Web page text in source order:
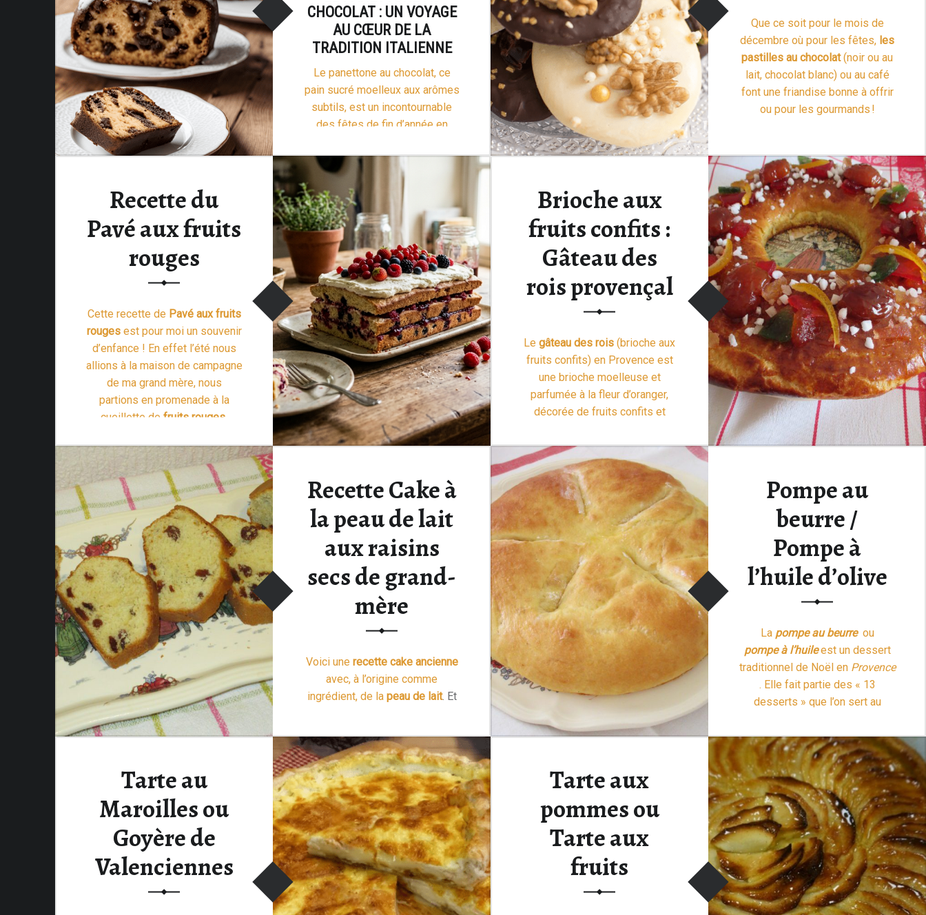
CHOCOLAT : UN VOYAGE
AU CŒUR DE LA
TRADITION ITALIENNE
Le panettone au chocolat, ce
pain sucré moelleux aux arômes
subtils, est un incontournable
des fêtes de fin d’année en
la Renaissance …Lire la suite >
“Panettone au Chocolat”
Que ce soit pour le mois de
décembre où pour les fêtes, les
pastilles au chocolat(noir ou au
lait, chocolat blanc) ou au café
font une friandise bonne à offrir
ou pour les gourmands !
suite >
Recette du
Pavé aux fruits
rouges
Cette recette de Pavé aux fruits
rougesest pour moi un souvenir
d’enfance ! En effet l’été nous
allions à la maison de campagne
de ma grand mère, nous
partions en promenade à la
cueillette de fruits rouges
Brioche aux
fruits confits :
Gâteau des
rois provençal
Le gâteau des rois (brioche aux
fruits confits) en Provence est
une brioche moelleuse et
parfumée à la fleur d’oranger,
décorée de fruits confits et
tradition gourmande, célébrée
chaque année le 6 janvier, qui
sera …Lire la suite > “Brioche aux fruits confits : Gâteau des rois provençal”
Recette Cake à
la peau de lait
aux raisins
secs de grand-
mère
Voici une recette cake ancienne
avec, à l’origine comme
ingrédient, de la peau de lait. Et
données envolume!
Nous étions une grande famille
et ce sont, tous les …Lire la
suite >“Recette Cake à la peau de lait aux raisins secs de grand-mère”
Pompe au
beurre /
Pompe à
l’huile d’olive
La pompe au beurreou
pompe à l’huileest un dessert
traditionnel de Noël en Provence
. Elle fait partie des « 13
desserts » que l’on sert au
(comme lescroquants aux
amandes). …Lire la suite >“Pompe au beurre / Pompe à
Tarte au
Maroilles ou
Goyère de
Valenciennes
Tarte aux
pommes ou
Tarte aux
fruits